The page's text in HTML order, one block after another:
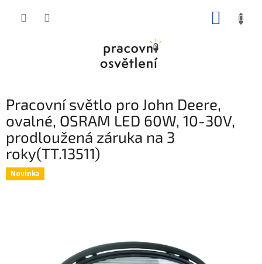
Pracovní světlo pro John Deere,
ovalné, OSRAM LED 60W, 10-30V,
prodloužená záruka na 3
roky(TT.13511)
Novinka